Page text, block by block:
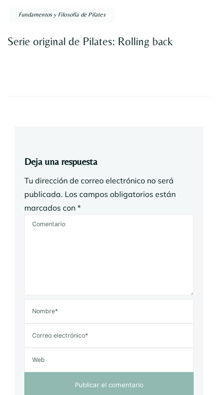
Fundamentos y Filosofía de Pilates
Serie original de Pilates: Rolling back
Deja una respuesta
Tu dirección de correo electrónico no será
publicada. Los campos obligatorios están
marcados con *